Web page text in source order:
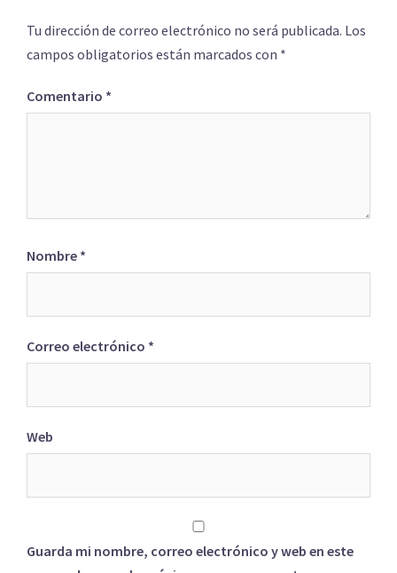
Tu dirección de correo electrónico no será publicada. Los
campos obligatorios están marcados con *
Comentario *
Nombre *
Correo electrónico *
Web
Guarda mi nombre, correo electrónico y web en este